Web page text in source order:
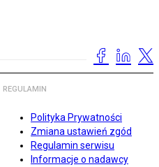
REGULAMIN
Polityka Prywatności
Zmiana ustawień zgód
Regulamin serwisu
Informacje o nadawcy